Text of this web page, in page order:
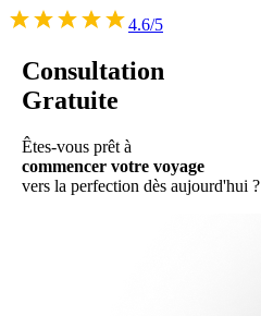
4.6/5
Consultation
Gratuite
Êtes-vous prêt à
commencer votre voyage
vers la perfection dès aujourd'hui ?